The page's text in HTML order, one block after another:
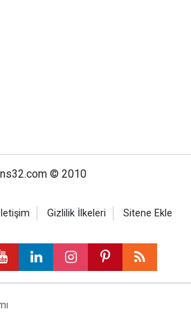
© 2010
Gizlilik İlkeleri Sitene Ekle